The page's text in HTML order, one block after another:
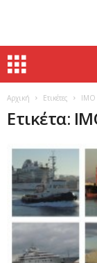
Αρχική Ετικέτες
Ετικέτα: